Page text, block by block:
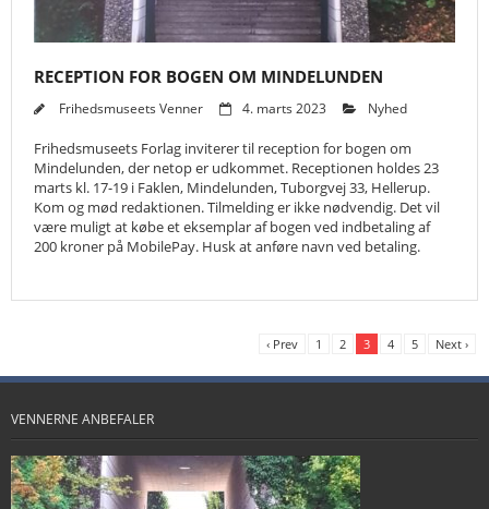
RECEPTION FOR BOGEN OM MINDELUNDEN
Frihedsmuseets Venner 4. marts 2023 Nyhed
Frihedsmuseets Forlag inviterer til reception for bogen om
Mindelunden, der netop er udkommet. Receptionen holdes 23
marts kl. 17-19 i Faklen, Mindelunden, Tuborgvej 33, Hellerup.
Kom og mød redaktionen. Tilmelding er ikke nødvendig. Det vil
være muligt at købe et eksemplar af bogen ved indbetaling af
200 kroner på MobilePay. Husk at anføre navn ved betaling.
‹ Prev 1 2 3 4 5 Next ›
VENNERNE ANBEFALER